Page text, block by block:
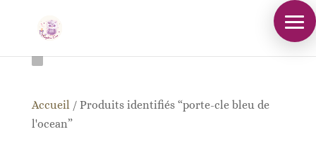
Accueil / Produits identifiés “porte-cle bleu de
l'ocean”